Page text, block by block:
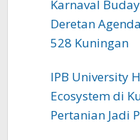
Karnaval
Deretan
528 Kuningan
IPB University
Ecosystem di
Pertanian Jadi